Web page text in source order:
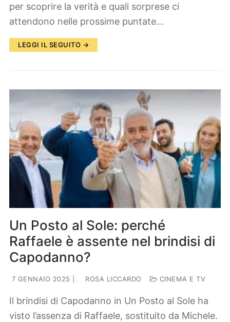
per scoprire la verità e quali sorprese ci
attendono nelle prossime puntate…
LEGGI IL SEGUITO →
Un Posto al Sole: perché
Raffaele è assente nel brindisi di
Capodanno?
7 GENNAIO 2025 ROSA LICCARDO CINEMA E TV
Il brindisi di Capodanno in Un Posto al Sole ha
visto l’assenza di Raffaele, sostituito da Michele.